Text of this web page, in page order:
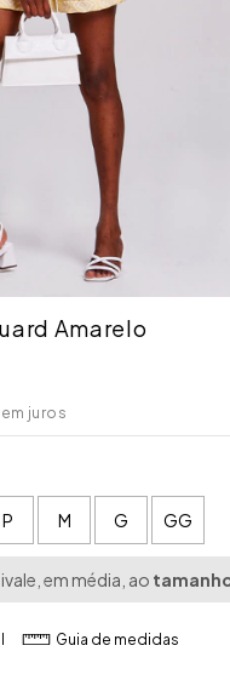
Amarelo
juros
P M G GG
em média, ao
Guia de medidas